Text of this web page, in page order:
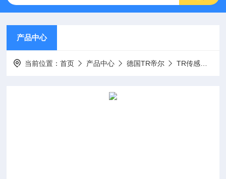
产品中心
当前位置：首页 产品中心 德国TR帝尔 TR传感器